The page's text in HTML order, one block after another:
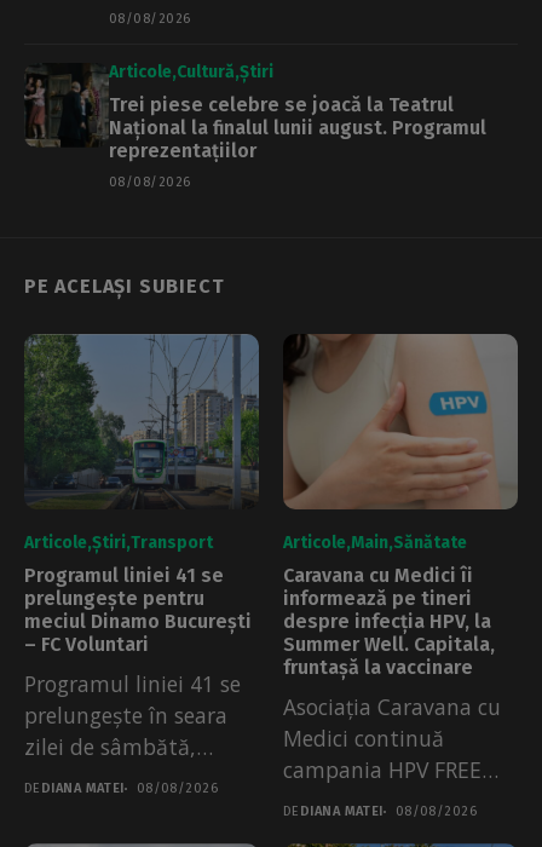
08/08/2026
Articole Cultură Știri
Trei piese celebre se joacă la Teatrul
Național la finalul lunii august. Programul
reprezentațiilor
08/08/2026
PE ACELAȘI SUBIECT
Articole Știri Transport
Programul liniei 41 se
prelungește pentru
meciul Dinamo București
– FC Voluntari
Programul liniei 41 se
prelungește în seara
zilei de sâmbătă,
08.08.2026. Măsura a...
DE DIANA MATEI 08/08/2026
Articole Main Sănătate
Caravana cu Medici îi
informează pe tineri
despre infecția HPV, la
Summer Well. Capitala,
fruntașă la vaccinare
Asociația Caravana cu
Medici continuă
campania HPV FREE
City la Summer Well....
DE DIANA MATEI 08/08/2026